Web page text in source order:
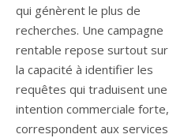
qui génèrent le plus de
recherches. Une campagne
rentable repose surtout sur
la capacité à identifier les
requêtes qui traduisent une
intention commerciale forte,
correspondent aux services